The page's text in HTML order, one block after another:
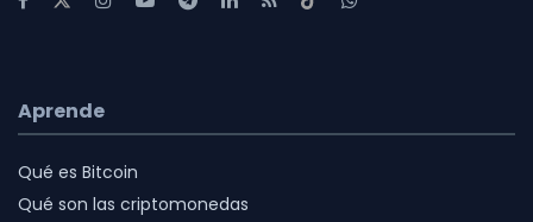
Aprende
Qué es Bitcoin
Qué son las criptomonedas